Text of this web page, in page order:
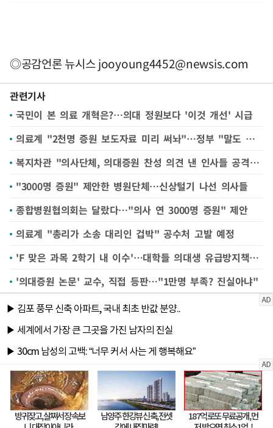
◎공감언론 뉴시스jooyoung4452@newsis.com
관련기사
국민이 본 의료 개혁은?…의대 정원보다 '이것 개선' 시급
의료계 "2천명 증원 보도자료 미리 써놔"…정부 "말도 안돼"
복지차관 "의사단체, 의대증원 찬성 의견 낸 인사들 공격·압박"
"3000명 증원" 제안한 병원단체…신상털기 나선 의사들
종합병원협의회는 달랐다…"의사 연 3000명 증원" 제안
의료계 "총리가 소송 대리인 겁박" 공수처 고발 예정
'F 맞은 과목 2학기 내 이수'…대학들 의대생 유급방지책 살펴보니
'의대증원 논문' 교수, 직접 등판…"1만명 부족? 진실아냐"